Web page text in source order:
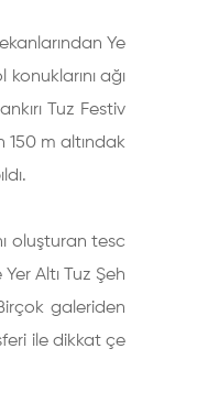
Ye
ağı
Tuz Festiv
150 m altındak
oluşturan tesc
Altı Tuz Şeh
galeriden
ile dikkat çe